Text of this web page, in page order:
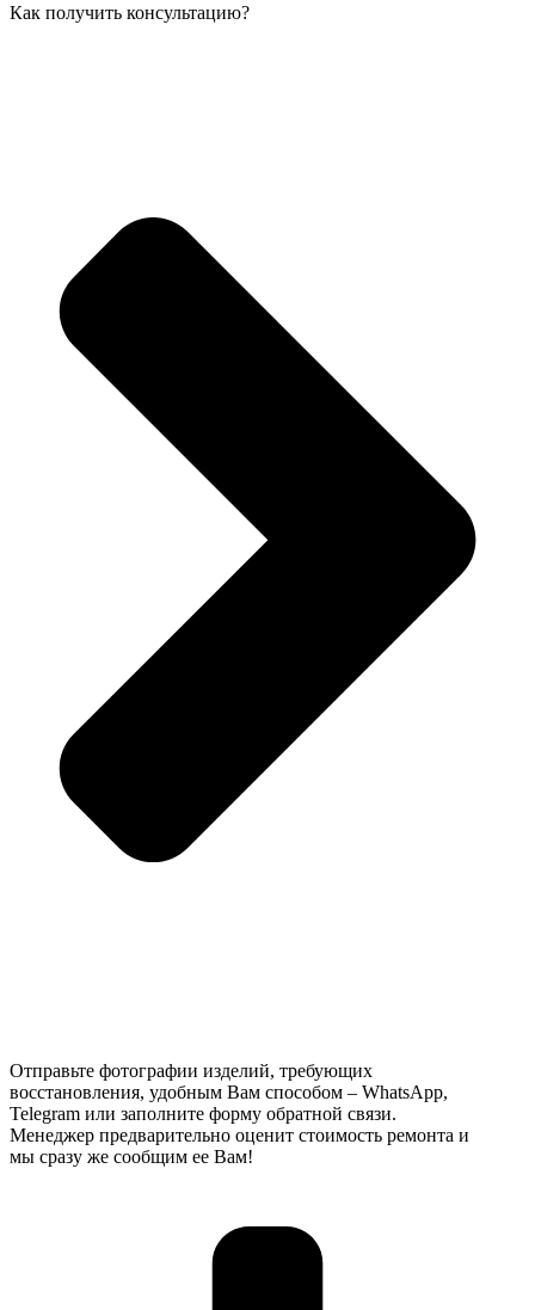
Как получить консультацию?
Отправьте фотографии изделий, требующих
восстановления, удобным Вам способом – WhatsApp,
Telegram или заполните форму обратной связи.
Менеджер предварительно оценит стоимость ремонта и
мы сразу же сообщим ее Вам!